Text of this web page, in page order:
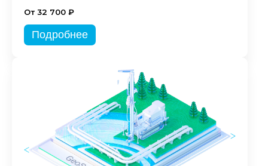
От 32 700 ₽
Подробнее